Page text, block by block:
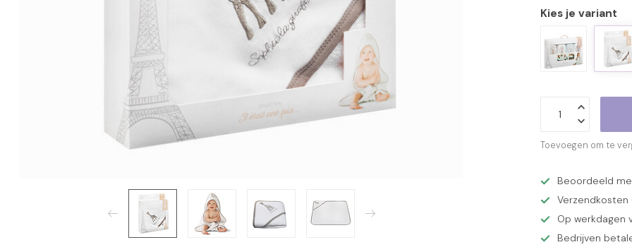
Kies je variant
Toevoegen om te
Beoordeeld
Verzendkosten
Op werkdagen
Bedrijven